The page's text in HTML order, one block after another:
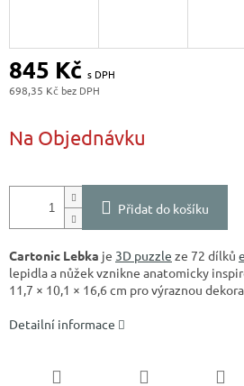
845 Kč
698,35 Kč
cena:
Na Objednávku
Přidat do košíku
Cartonic Lebka je 3D puzzle ze 72 dílků
lepidla a nůžek vznikne anatomicky
11,7 × 10,1 × 16,6 cm pro výraznou
Detailní informace